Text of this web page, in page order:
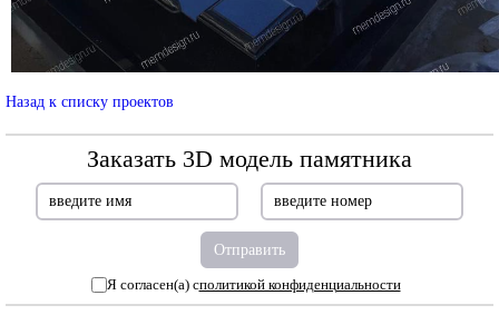
Назад к списку проектов
Заказать 3D модель памятника
Я согласен(а) сполитикой конфиденциальности